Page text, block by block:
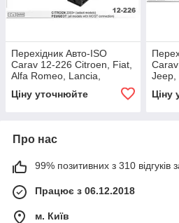
Перехідник Авто-ISO
Carav 12-226 Citroen, Fiat,
Alfa Romeo, Lancia,
Ціну уточнюйте
Jeep,
Ціну
Про нас
99% позитивних з 310 відгуків
Працює з 06.12.2018
м. Київ